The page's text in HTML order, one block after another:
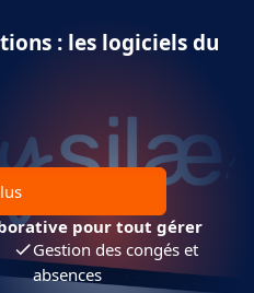
: les logiciels du
pour tout gérer
Gestion des congés et
absences